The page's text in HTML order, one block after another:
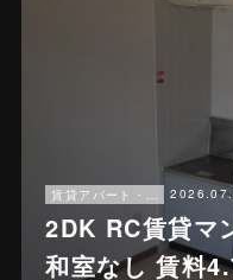
2DK RC賃貸マ
和室なし 賃